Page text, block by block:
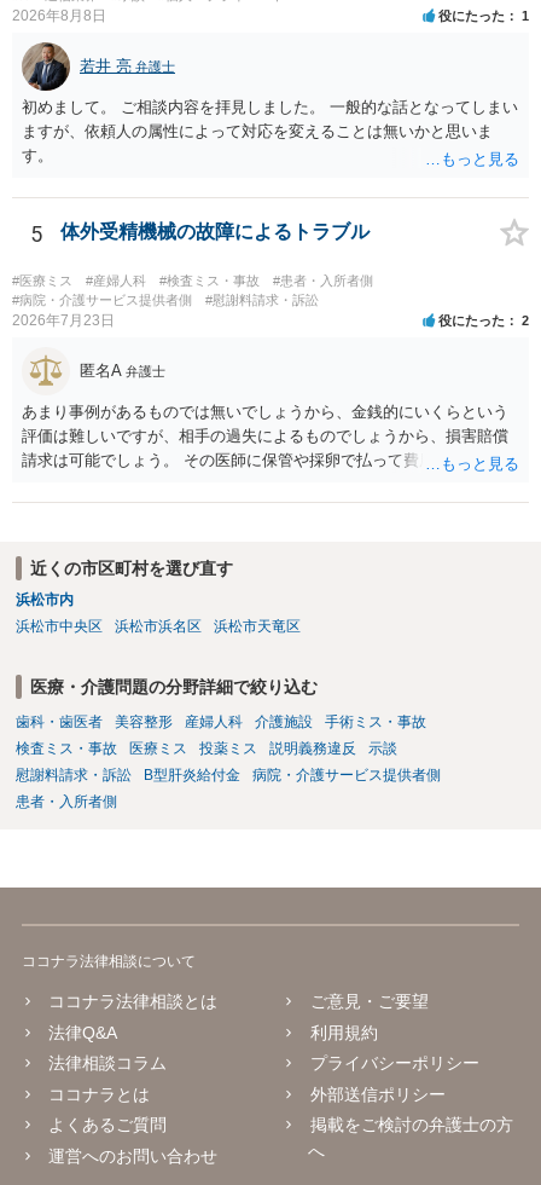
失又は債務不履行（他に過失又は債務不履行がある場合はそれも含
費用）との間に相当因果関係が認められる場合は、補償を求めること
は可能です。 以上です。 何かあればご連絡ください。
的・心理的な理由の氏変更は様々な意味でハードルがかなり高く、弁
護士へ依頼しても苦労することが強く予想されるところです。、もし
本人申立てをお考えであれば、医学知識はもちろん法律知識も要求さ
れますので、性急な申立てをせず、知識と資料をしっかりと揃えて、
万全の体制で申立てに臨んだ方がよいと思われます。
2026年8月8日 役にたった 1
若井 亮 弁護士
初めまして。 ご相談内容を拝見しました。 一般的な話となってしまい
ますが、依頼人の属性によって対応を変えることは無いかと思いま
す。
5 体外受精機械の故障によるトラブル
#医療ミス #産婦人科 #検査ミス・事故
#患者・入所者側
#病院・介護サービス提供者側
#慰謝料請求・訴訟
2026年7月23日 役にたった 2
匿名A 弁護士
あまり事例があるものでは無いでしょうから、金銭的にいくらという
評価は難しいですが、相手の過失によるものでしょうから、損害賠償
請求は可能でしょう。 その医師に保管や採卵で払って費用の返金＋α
思います。
近くの市区町村を選び直す
浜松市内
浜松市中央区
浜松市浜名区 浜松市天竜区
医療・介護問題の分野詳細で絞り込む
歯科・歯医者 美容整形 産婦人科 介護施設
手術ミス・事故
検査ミス・事故
医療ミス 投薬ミス 説明義務違反
示談
慰謝料請求・訴訟
B型肝炎給付金
病院・介護サービス提供者側
患者・入所者側
ココナラ法律相談について
ココナラ法律相談とは
法律Q&A
法律相談コラム
ココナラとは
よくあるご質問
運営へのお問い合わせ
ご意見・ご要望
利用規約
プライバシーポリシー
外部送信ポリシー
掲載をご検討の弁護士の方
へ